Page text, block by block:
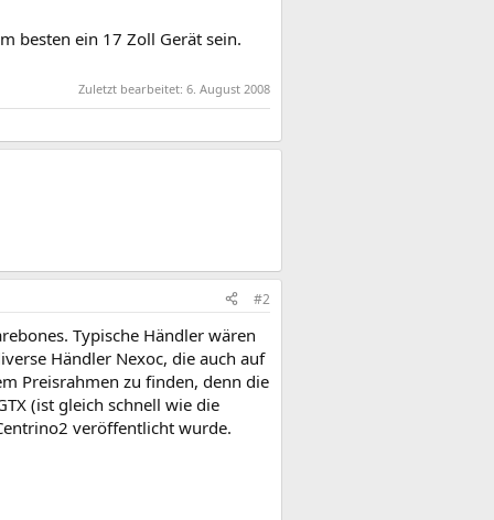
besten ein 17 Zoll Gerät sein.
Zuletzt bearbeitet: 6. August 2008
#2
Typische Händler wären
Händler Nexoc, die auch auf
Preisrahmen zu finden, denn die
(ist gleich schnell wie die
veröffentlicht wurde.